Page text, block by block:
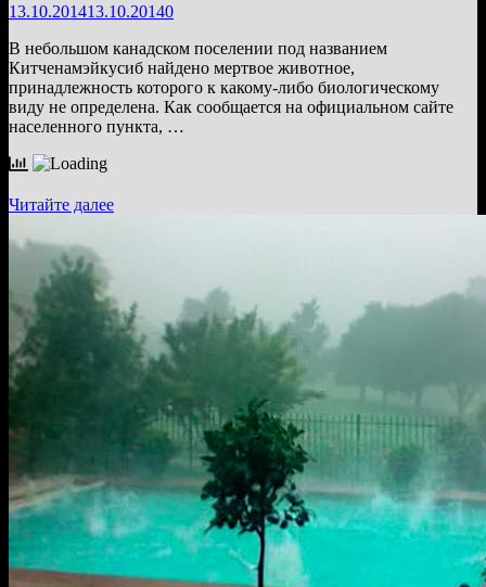
13.10.201413.10.20140
В небольшом канадском поселении под названием
Китченамэйкусиб найдено мертвое животное,
принадлежность которого к какому-либо биологическому
виду не определена. Как сообщается на официальном сайте
населенного пункта, …
В
из
вытащили
неизвестного
зверя
(4
фото)
Читайте далее